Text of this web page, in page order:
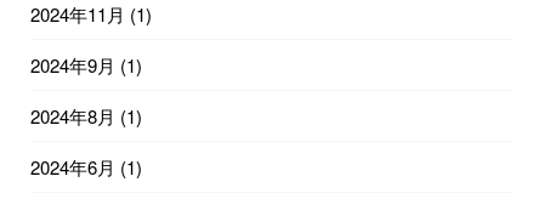
2024年11月 (1)
2024年9月 (1)
2024年8月 (1)
2024年6月 (1)